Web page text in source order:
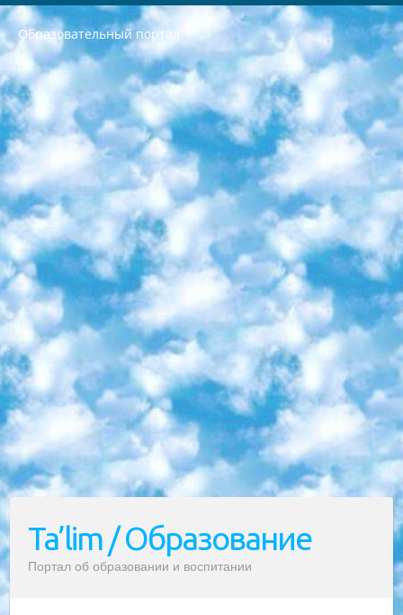
Образовательный портал
РЕСПУБЛИКА УЗБЕКИСТАН МИНИСТРЕРСТВО ДОШКОЛЬНОГО И ШКОЛЬНОГО ОБРАЗОВАНИЯ КОМАНДА в общеобразовательных учреждениях в 2023-2024 учебном году организация и проведение итоговой государственной аттестации обучающихся о Министра дошкольного и школьного образования Республики Узбекистан от 4 марта 2008 года (постановлением Минюста от 20 марта 2008 года № 1778 государственной регистрации) «Итоговое состояние учащихся общего среднего образования на основании положения об утверждении положения об аттестации общего среднего образования выпускной экзамен студентов в образовательных учреждениях в 2023-2024 учебном году В целях организации и прохождения аттестации приказываю: 1. Следующее: перечень предметов, по которым будет проводиться итоговая государственная аттестация и экзамен формы перевода согласно приложению 1; сертификаты международного образца, оценивающие уровень владения иностранными языками перечень согласно приложению 2; 2. Педагогический при специализированных образовательных учреждениях. научно-практический центр квалификации и международной оценки (Д.Давидова) 2024 г. До 25 марта: задания по предметам, по которым будет проводиться итоговая аттестация разработка и утверждение технических условий; итоговая аттестация на основании разработанного предметного задания разработка вопросов по предметам (устно и письменно), экзамен передача; общеобразовательные средние школы и специальные учебные заведения учащиеся выпускных классов школ и интернатов в агентской системе подготовка базы данных экзаменационных материалов и критериев оценки; перевод базы экзаменационных материалов на все языки обучения подать в Республиканский образовательный центр для изготовления; варианты экзаменов на основе разработанных контрольных материалов пусть будут поставлены задачи формирования. 3. Республиканский образовательный центр (Ш.Худайкулов) до 5 апреля 2024 года. до: база данных предоставленных экзаменационных материалов на все языки обучения перевод и экспертиза; для слепых, слабовидящих, глухих, слабослышащих и умственно отсталых детей учащиеся выпускных классов специализированных школ и школ-интернатов база данных экзаменационных материалов на всех преподаваемых языках подготовка критериев оценки; специализированные школы для умственно отсталых детей и технологии для учащихся выпускных классов школ-интернатов разработка соответствующих рекомендаций и критериев проведения ЕГЭ по естествознанию давать задания. 4. Педагогический при специализированных образовательных учреждениях. Научно-практический центр навыков и международной оценки (Д.Давидова), Республика образовательный центр (Худайкулов Ш.) итоговый государственный аттестационный экзамен ориентирован на творческое и логическое мышление при подготовке базы материалов учитывать введение заданий. 5. Следует отметить, что: сертификат государственного образца о знании общеобразовательного предмета и как минимум национальный уровень B1 по предметам на иностранных языках, указанным в Приложении 2. или международно признанный сертификат эквивалентного уровня студенты, изучающие определенный предмет, освобождаются от экзамена; по соответствующим предметам запланирована итоговая государственная аттестация за день до дня, путем жеребьевки Рабочей группой (в письменной форме по предметам, проводимым в форме) из числа сформированных вариантов выбрано 2 варианта; 2 выбранных варианта экзамена анонсированы на официальном сайте министерства и все выпускники по всей стране на основе этих вариантов проводит итоговую государственную аттестацию. 6. Государственное образование учащихся средних общеобразовательных учреждений. знания в соответствии с квалификационными требованиями, которые необходимо приобрести на основании стандартов итоговый (выпускной) контроль для 9 и 11 классов в целях тестирования Экзамены (далее – экзамены) состоят из предметов, перечисленных в приложении 1. будет сделано. 7. Экзамены пройдут с 26 мая по 15 июня 2024 г. (кроме науки физического воспитания). 8. Физическая для учащихся 9 классов общесредних образовательных учреждений. Экзамены по предмету «Образование, квалификация медицина» 1-6 мая 2024 года. сотрудники перевести под присмотр (с отклонениями в физическом или умственном развитии) специализированная школа для детей, школы-интернаты и со сколиозом школы-интернаты санаторного типа для больных детей исключены). 9. Он был слепым, слабовидящим и имел нарушения опорно-двигательного аппарата. экзамены в специализированных школах и интернатах для детей должны проводиться исходя из требований, предъявляемых к общеобразовательным учреждениям (физкультура кроме науки). 10. Специализированная школа для глухих и слабослышащих детей. и экзамены в интернатах и быть реализован в виде письменного теста по математике. 11. Специальность для умственно отсталых детей. Для 9 класса Родной язык и литературное письмо Государственный язык (язык обучения – узбекский). для неклассов) написано Математическое письмо Письменная/устная история Узбекистана Физическое воспитание практично Итоговый контроль Для 11 класса Написание родного языка и литературы (эссе) Математическое письмо Узбекский язык (обучение на узбекском языке) не посещающее общее среднее образование для учреждений)/Образовательное учреждение выбор письменный и устный Иностранный язык письменный/устный Письменная/устная история Узбекистана *По выбору студента:  Химия  Физика  Основы государственного права  География 10 бесплатных образовательных ресурсов - Мы составили подборку онлайн-проектов с интерактивными упражнениями, видеолекциями и статьями. Они помогут вам обрести новые и освежить старые знания бесплатно. 1. «ИНТУИТ» Старейшая образовательная площадка Рунета. Здесь вы найдёте сотни текстовых и видеокурсов на десятки различных тем — от программирования до психологии. Многие курсы подготовлены российскими университетами и крупными международными компаниями вроде Intel и Microsoft. Самостоятельное обучение бесплатное, но желающие могут оплатить услуги персональных наставников. 2. «Смартия» знакомит с актуальными профессиями и подсказывает, как им обучаться. Выбрав заинтересовавшую вас специальность — SMM-специалист, фотограф, веб-дизайнер или другую, — увидите список необходимых для неё умений. Чтобы вы могли освоить их самостоятельно, для каждого умения площадка отображает подборку ссылок на учебные материалы. Хотя «Смартия» ориентируется на русскоязычную аудиторию, часть контента всё же доступна только на английском. 3. «Лекторий Физтеха» Проект Московского физико-технического института (Физтеха). С его помощью вы можете смотреть онлайн серии лекций, записанные на видео в этом вузе. В числе доступных предметов — физика, биология, химия, информационные технологии и другие. К некоторым лекциям администрация ресурса прилагает готовые конспекты, которые можно скачивать в PDF-формате. 4. ITMOcourses Онлайн-площадка Санкт-Петербургского национального исследовательского университета информационных технологий, механики и оптики (ИТМО). Ресурс предоставляет свободный доступ к курсам, разработанным в этом вузе. Каталог материалов разбит на четыре категории: «Оптические системы и технологии», «Приборостроение и робототехника», «Информационные технологии» и «Биотехнологии». Курсы состоят из видеолекций, интерактивных демонстраций и заданий. 5. «КиберЛенинка» Электронная научная библиотека открытого доступа. Каталог площадки регулярно обрастает текстами статей из различных научных изданий. Сгруппированные по журналам и рубрикам публикации можно читать онлайн или скачивать целиком в PDF-формате. Проект нацелен на популяризацию науки за счёт открытого доступа к качественной информации. 6. «ПостНаука» На этом ресурсе публикуют подборки видеолекций, составленные экспертами из разных отраслей и объединённые общими темами. Среди них, к примеру, есть серии «Биоинформатика и геномика», «Культура средневековой Скандинавии» и Cinema Studies о теории кино. Каждая подборка лекций — логически связанная история, рассказанная экспертом от первого лица. Кроме того, на сайте появляются научно-образовательные статьи и тесты на разные темы. 7. «Newочём» Команда проекта «Newочём» отбирает самые интересные тексты из англоязычных СМИ и переводит те из них, за которые голосуют участники сообщества «ВКонтакте». По большей части это научно-популярные статьи. Редакторы придумывают лишь заголовки, в остальном содержание переводов соответствует оригиналам. Полные тексты можно читать прямо в социальной сети. 8. InternetUrok Онлайн-база материалов по основным дисциплинам школьной программы. Информация на сайте структурирована по классам, предметам и темам (урокам). Каждый урок состоит из видеолекций и конспектов. Есть также интерактивные тренажёры и тесты для закрепления пройденного материала. Даже если вы давно окончили школу, возможность повторить программу старших классов всегда может пригодиться. 9. Edutainme Ещё один ресурс об образовании. В отличие от Newtonew, как мне кажется, Edutainme больше ориентируется на представителей индустрии: педагогов, предпринимателей, разработчиков образовательных проектов. Но и любой, кто просто стремится к саморазвитию, найдёт на сайте много полезного и интересного для себя. Например, информацию о новых курсах и образовательных сервисах. 10. Newtonew Онлайн-медиа об образовании и обучении в широком смысле. Авторы Newtonew пишут об инструментах, заведениях, тактиках и стратегиях, которые помогают учить других и получать новые знания самостоятельно. На этой площадке вы найдёте новости, обзоры, аналитические мат
Ta’lim / Образование
Портал об образовании и воспитании